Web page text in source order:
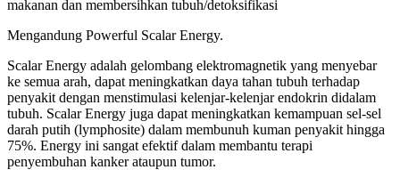
makanan dan membersihkan tubuh/detoksifikasi
Mengandung Powerful Scalar Energy.
Scalar Energy adalah gelombang elektromagnetik yang menyebar
ke semua arah, dapat meningkatkan daya tahan tubuh terhadap
penyakit dengan menstimulasi kelenjar-kelenjar endokrin didalam
tubuh. Scalar Energy juga dapat meningkatkan kemampuan sel-sel
darah putih (lymphosite) dalam membunuh kuman penyakit hingga
75%. Energy ini sangat efektif dalam membantu terapi
penyembuhan kanker ataupun tumor.